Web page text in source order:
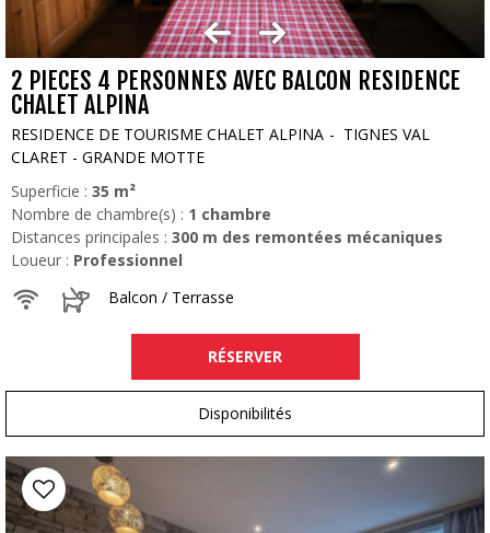
2 PIECES 4 PERSONNES AVEC BALCON RESIDENCE
CHALET ALPINA
RESIDENCE DE TOURISME CHALET ALPINA
TIGNES VAL
CLARET - GRANDE MOTTE
Superficie : 35 m²
Nombre de chambre(s) : 1 chambre
Distances principales : 300 m des remontées mécaniques
Loueur : Professionnel
Balcon / Terrasse
RÉSERVER
Disponibilités